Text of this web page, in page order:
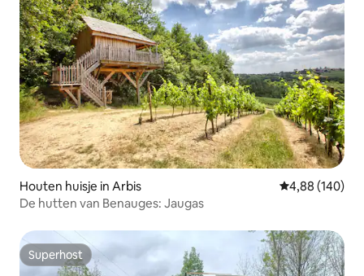
Houten huisje in Arbis Gemiddelde
4,88 (140)
De hutten van Benauges: Jaugas
Superhost
Superhost